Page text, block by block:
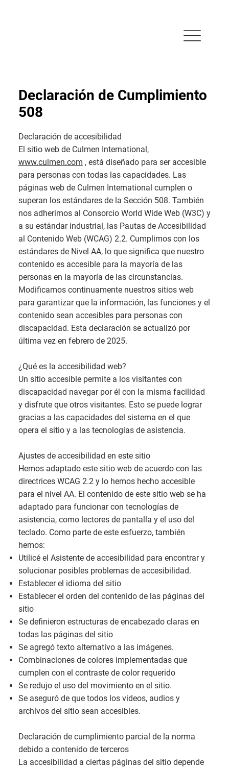
Declaración de Cumplimiento
508
Declaración de accesibilidad
El sitio web de Culmen International,
www.culmen.com , está diseñado para ser accesible
para personas con todas las capacidades. Las
páginas web de Culmen International cumplen o
superan los estándares de la Sección 508. También
nos adherimos al Consorcio World Wide Web (W3C) y
a su estándar industrial, las Pautas de Accesibilidad
al Contenido Web (WCAG) 2.2. Cumplimos con los
estándares de Nivel AA, lo que significa que nuestro
contenido es accesible para la mayoría de las
personas en la mayoría de las circunstancias.
Modificamos continuamente nuestros sitios web
para garantizar que la información, las funciones y el
contenido sean accesibles para personas con
discapacidad. Esta declaración se actualizó por
última vez en febrero de 2025.
¿Qué es la accesibilidad web?
Un sitio accesible permite a los visitantes con
discapacidad navegar por él con la misma facilidad
y disfrute que otros visitantes. Esto se puede lograr
gracias a las capacidades del sistema en el que
opera el sitio y a las tecnologías de asistencia.
Ajustes de accesibilidad en este sitio
Hemos adaptado este sitio web de acuerdo con las
directrices WCAG 2.2 y lo hemos hecho accesible
para el nivel AA. El contenido de este sitio web se ha
adaptado para funcionar con tecnologías de
asistencia, como lectores de pantalla y el uso del
teclado. Como parte de este esfuerzo, también
hemos:
Utilicé el Asistente de accesibilidad para encontrar y
solucionar posibles problemas de accesibilidad.
Establecer el idioma del sitio
Establecer el orden del contenido de las páginas del
sitio
Se definieron estructuras de encabezado claras en
todas las páginas del sitio
Se agregó texto alternativo a las imágenes.
Combinaciones de colores implementadas que
cumplen con el contraste de color requerido
Se redujo el uso del movimiento en el sitio.
Se aseguró de que todos los videos, audios y
archivos del sitio sean accesibles.
Declaración de cumplimiento parcial de la norma
debido a contenido de terceros
La accesibilidad a ciertas páginas del sitio depende